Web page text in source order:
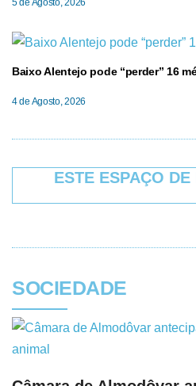
5 de Agosto, 2026
Baixo Alentejo pode “perder” 16
4 de Agosto, 2026
ESTE ESPAÇO
SOCIEDADE